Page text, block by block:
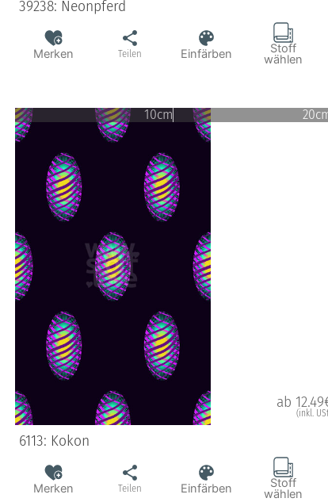
39238: Neonpferd
Merken Teilen Einfärben Stoff
wählen
10cm
ab
(inkl.
6113: Kokon
Merken Teilen Einfärben Stoff
wählen